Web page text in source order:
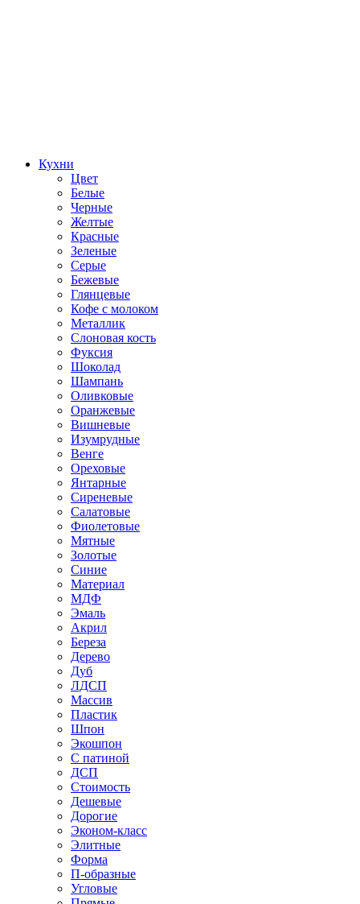
Кухни
Цвет
Белые
Черные
Желтые
Красные
Зеленые
Серые
Бежевые
Глянцевые
Кофе с молоком
Металлик
Слоновая кость
Фуксия
Шоколад
Шампань
Оливковые
Оранжевые
Вишневые
Изумрудные
Венге
Ореховые
Янтарные
Сиреневые
Салатовые
Фиолетовые
Мятные
Золотые
Синие
Материал
МДФ
Эмаль
Акрил
Береза
Дерево
Дуб
ЛДСП
Массив
Пластик
Шпон
Экошпон
С патиной
ДСП
Стоимость
Дешевые
Дорогие
Эконом-класс
Элитные
Форма
П-образные
Угловые